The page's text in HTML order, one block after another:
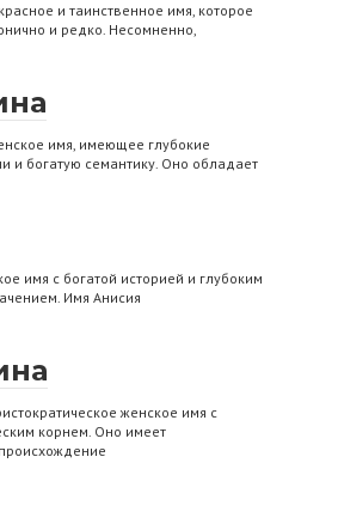
и таинственное имя, которое
и редко. Несомненно,
имя, имеющее глубокие
и богатую семантику. Оно обладает
имя с богатой историей и глубоким
Имя Анисия
женское имя с
корнем. Оно имеет